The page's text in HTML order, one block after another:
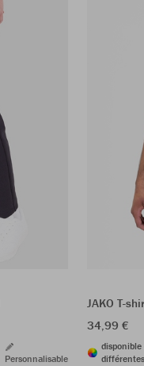
Personnalisable
JAKO T-
34,99 €
différentes